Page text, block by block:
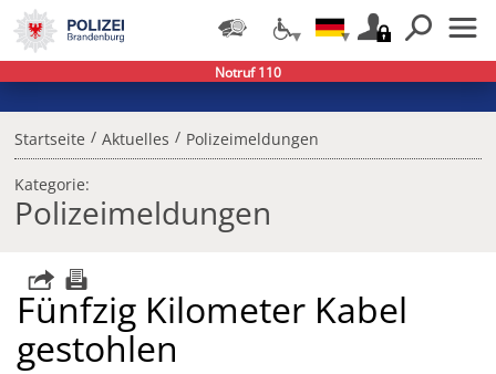
Startseite / Aktuelles / Polizeimeldungen
Kategorie:
Polizeimeldungen
Fünfzig Kilometer Kabel
gestohlen
Notruf 110